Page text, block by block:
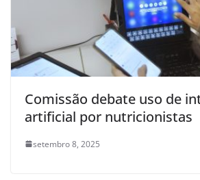
Comissão debate uso de
artificial por nutricionistas
setembro 8, 2025